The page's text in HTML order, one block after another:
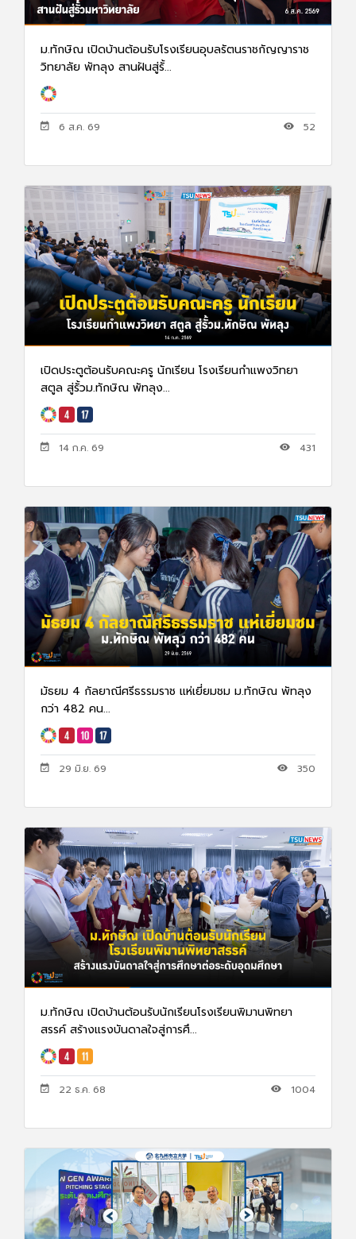
ม.ทักษิณ เปิดบ้านต้อนรับโรงเรียนอุบลรัตนราชกัญญาราช
วิทยาลัย พัทลุง สานฝันสู่รั้...
6 ส.ค. 69 52
เปิดประตูต้อนรับคณะครู นักเรียน โรงเรียนกำแพงวิทยา
สตูล สู่รั้วม.ทักษิณ พัทลุง...
14 ก.ค. 69 431
มัธยม 4 กัลยาณีศรีธรรมราช แห่เยี่ยมชม ม.ทักษิณ พัทลุง
กว่า 482 คน...
29 มิ.ย. 69 350
ม.ทักษิณ เปิดบ้านต้อนรับนักเรียนโรงเรียนพิมานพิทยา
สรรค์ สร้างแรงบันดาลใจสู่การศึ...
22 ธ.ค. 68 1004